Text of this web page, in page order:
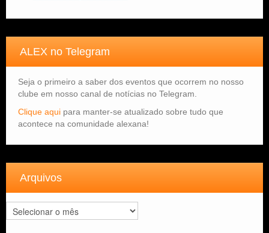
ALEX no Telegram
Seja o primeiro a saber dos eventos que ocorrem no nosso
clube em nosso canal de notícias no Telegram.
Clique aqui para manter-se atualizado sobre tudo que
acontece na comunidade alexana!
Arquivos
Arquivos